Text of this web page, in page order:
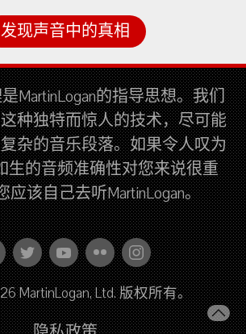
发现声音中的真相
MartinLogan的指导思想。我们
种独特而惊人的技术，尽可能
杂的音乐段落。如果令人叹为
生的音频准确性对您来说很重
应该自己去听MartinLogan。
MartinLogan, Ltd. 版权所有。